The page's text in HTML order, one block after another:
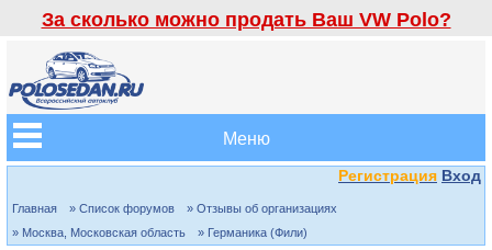
За сколько можно продать Ваш VW Polo?
Меню
Регистрация Вход
Главная » Список форумов
» Отзывы об организациях
» Москва, Московская область
» Германика (Фили)